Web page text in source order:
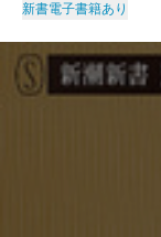
新書電子書籍あり